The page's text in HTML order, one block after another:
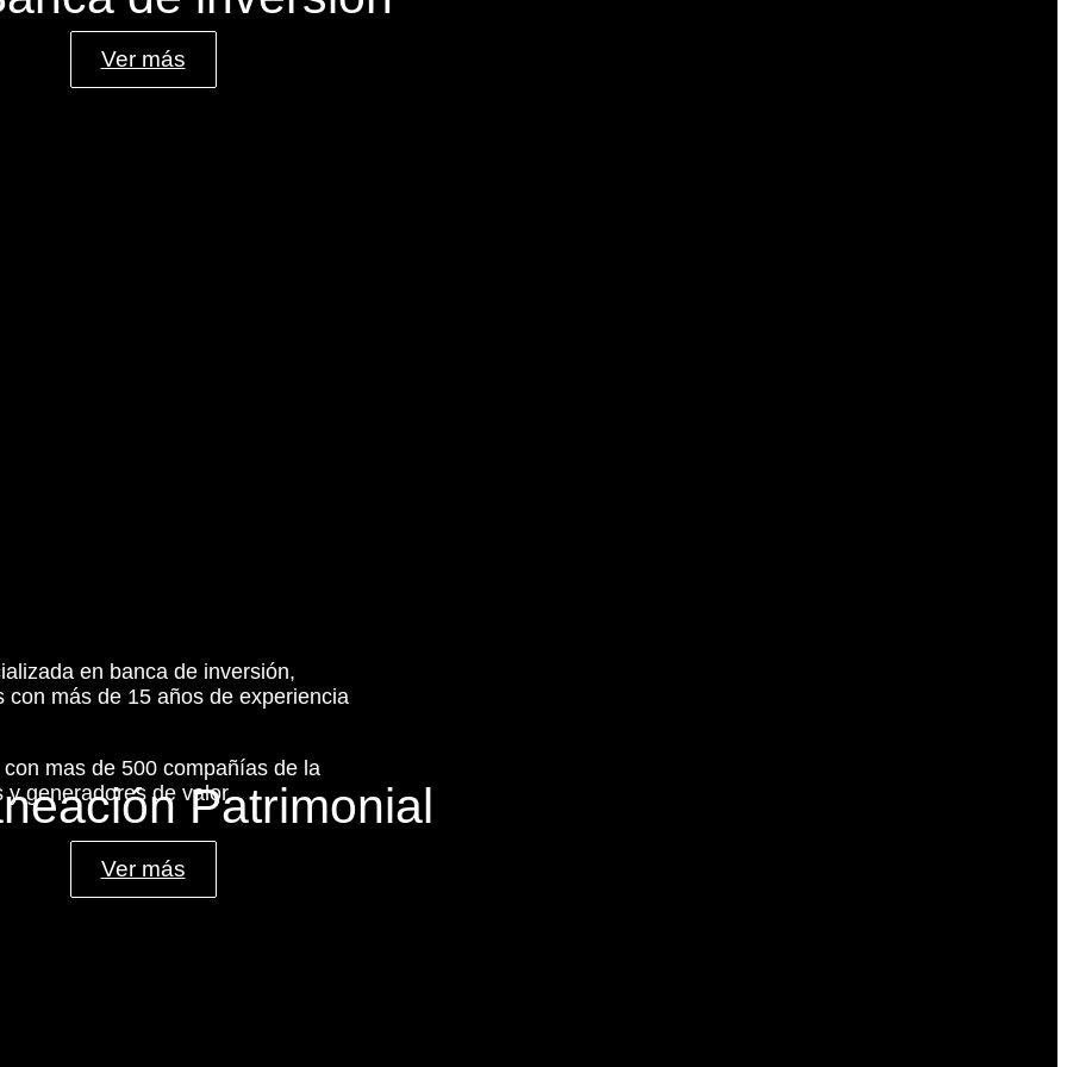
Ver más
Patrimonial
Ver más
en banca de inversión,
más de 15 años de experiencia
mas de 500 compañías de la
generadores de valor.